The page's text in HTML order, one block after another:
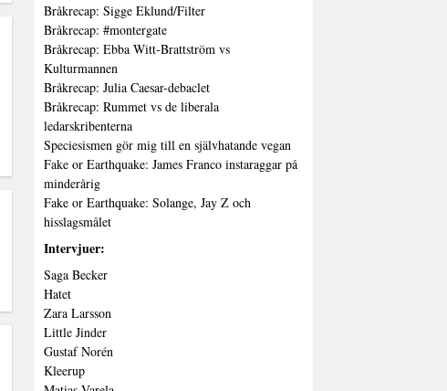
Bråkrecap: Sigge Eklund/Filter
Bråkrecap: #montergate
Bråkrecap: Ebba Witt-Brattström vs
Kulturmannen
Bråkrecap: Julia Caesar-debaclet
Bråkrecap: Rummet vs de liberala
ledarskribenterna
Speciesismen gör mig till en självhatande vegan
Fake or Earthquake: James Franco instaraggar på
minderårig
Fake or Earthquake: Solange, Jay Z och
hisslagsmålet
Intervjuer:
Saga Becker
Hatet
Zara Larsson
Little Jinder
Gustaf Norén
Kleerup